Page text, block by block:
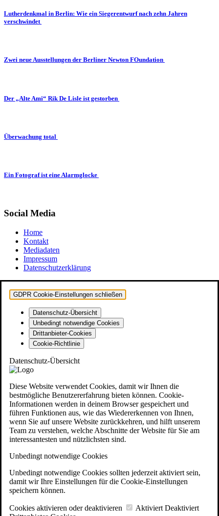
Lutherdenkmal in Berlin: Wie ein Siegerentwurf nach zehn Jahren
verschwindet
Zwei neue Ausstellungen der Berliner Newton FOundation
Der „Alte Ami“ Rik De Lisle ist gestorben
Überwachung total
Ein Fotograf ist eine Alarmglocke
Social Media
Home
Kontakt
Mediadaten
Impressum
Datenschutzerklärung
GDPR Cookie-Einstellungen schließen
Datenschutz-Übersicht
Unbedingt notwendige Cookies
Drittanbieter-Cookies
Cookie-Richtlinie
Datenschutz-Übersicht
Diese Website verwendet Cookies, damit wir Ihnen die
bestmögliche Benutzererfahrung bieten können. Cookie-
Informationen werden in deinem Browser gespeichert und
führen Funktionen aus, wie das Wiedererkennen von Ihnen,
wenn Sie auf unsere Website zurückkehren, und hilft unserem
Team zu verstehen, welche Abschnitte der Website für Sie am
interessantesten und nützlichsten sind.
Unbedingt notwendige Cookies
Unbedingt notwendige Cookies sollten jederzeit aktiviert sein,
damit wir Ihre Einstellungen für die Cookie-Einstellungen
speichern können.
Cookies aktivieren oder deaktivieren Aktiviert Deaktiviert